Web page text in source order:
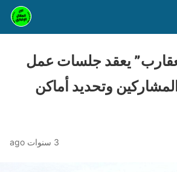
يعقد جلسات عمل
المشاركين وتحديد أماكن
3 سنوات ago